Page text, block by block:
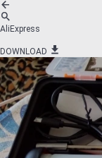
AliExpress
DOWNLOAD